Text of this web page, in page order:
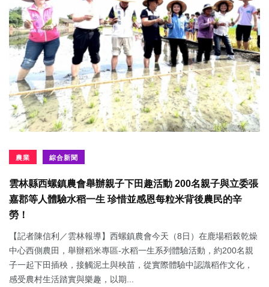
農業 綜合新聞
雲林縣西螺鎮農會舉辦親子下田趣活動 200名親子與立委張
嘉郡等人體驗水稻一生 珍惜並感恩每粒米背後農民的辛
勞！
【記者陳信利／雲林報導】西螺鎮農會今天（8日）在鹿場稻榖乾燥
中心西側農田，舉辦稻米專區-水稻一生系列體驗活動，約200名親
子一起下田插秧，接觸泥土與秧苗，從實際體驗中認識稻作文化，
感受農村生活踏實與樂趣，以期...